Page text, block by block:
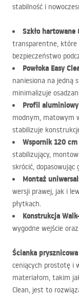
stabilność i
Szkło hartowane
transparentne, które
bezpieczeństwo
Powłoka Easy
naniesiona na jedną
minimalizuje
Profil
modnym, matowym
stabilizuje
Wspornik 120
stabilizujący,
skrócić,
Montaż
wersji prawej, jak i
płytkach.
Konstrukcja
wygodne wejście
Ścianka
ceniących prostotę i
materiałom, takim
Clean, jest to